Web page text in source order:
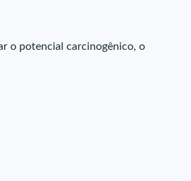
o potencial carcinogênico, o